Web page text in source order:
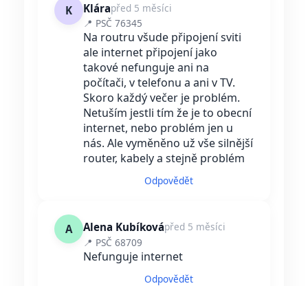
K Klárapřed 5 měsíci
📍 PSČ 76345
Na routru všude připojení sviti
ale internet připojení jako
takové nefunguje ani na
počítači, v telefonu a ani v TV.
Skoro každý večer je problém.
Netuším jestli tím že je to obecní
internet, nebo problém jen u
nás. Ale vyměněno už vše silnější
router, kabely a stejně problém
Odpovědět
A Alena Kubíkovápřed 5 měsíci
📍 PSČ 68709
Nefunguje internet
Odpovědět